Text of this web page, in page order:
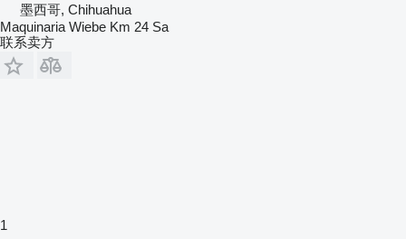
墨西哥, Chihuahua
Maquinaria Wiebe Km 24 Sa
联系卖方
1